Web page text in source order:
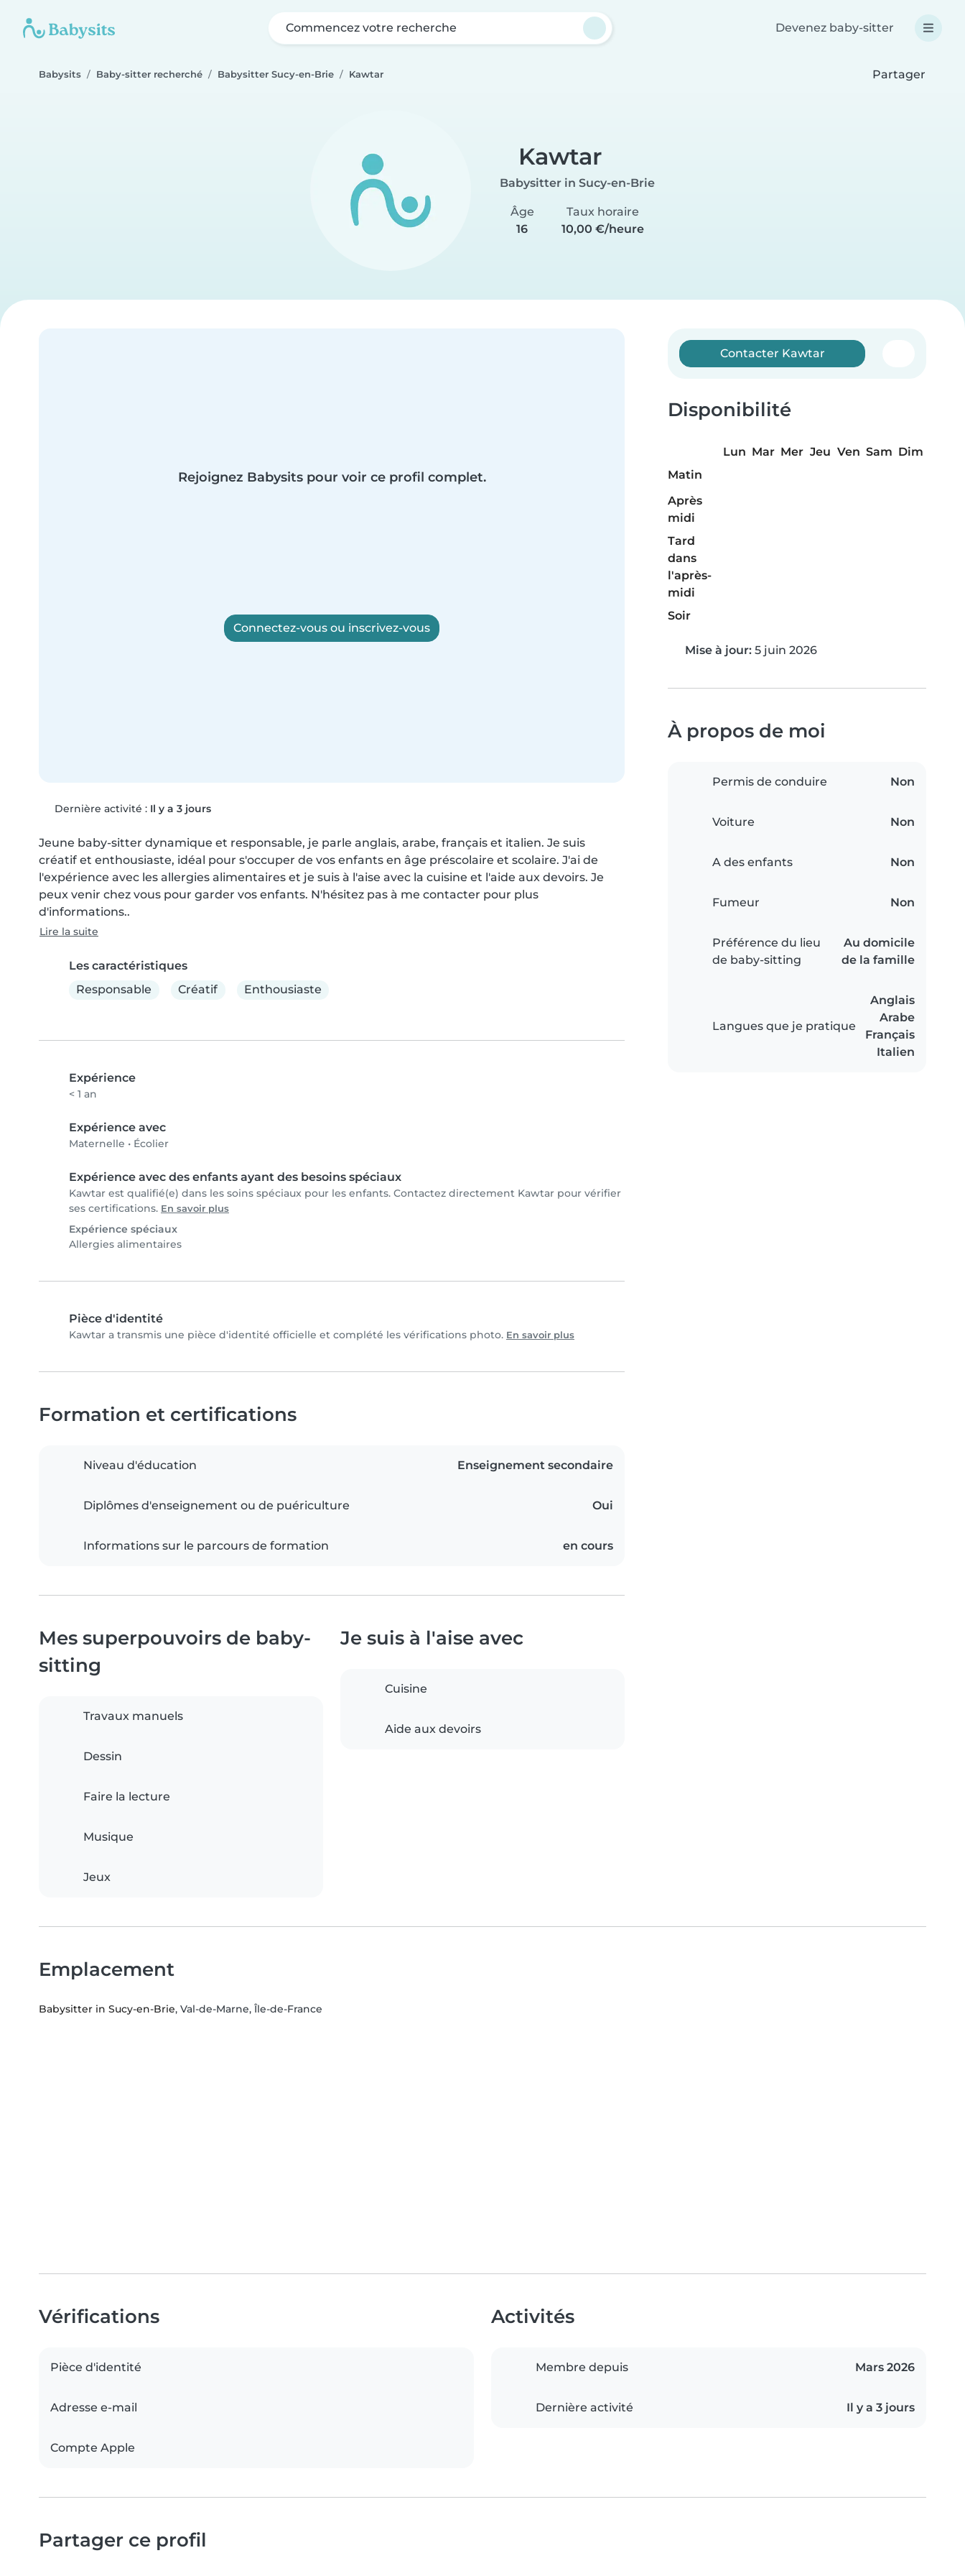
Commencez votre recherche Devenez baby-sitter
Babysits Baby-sitter recherché Babysitter Sucy-en-Brie Kawtar Partager
Kawtar
Babysitter in Sucy-en-Brie
Âge
16
Taux horaire
10,00 €/heure
Rejoignez Babysits pour voir ce profil complet.
Connectez-vous ou inscrivez-vous
Dernière activité : Il y a 3 jours
Jeune baby-sitter dynamique et responsable, je parle anglais, arabe, français et italien. Je suis
créatif et enthousiaste, idéal pour s'occuper de vos enfants en âge préscolaire et scolaire. J'ai de
l'expérience avec les allergies alimentaires et je suis à l'aise avec la cuisine et l'aide aux devoirs. Je
peux venir chez vous pour garder vos enfants. N'hésitez pas à me contacter pour plus
d'informations..
Lire la suite
Les caractéristiques
Responsable
Créatif Enthousiaste
Expérience
< 1 an
Expérience avec
Maternelle • Écolier
Expérience avec des enfants ayant des besoins spéciaux
Kawtar est qualifié(e) dans les soins spéciaux pour les enfants. Contactez directement Kawtar pour vérifier
ses certifications. En savoir plus
Expérience spéciaux
Allergies alimentaires
Pièce d'identité
Kawtar a transmis une pièce d'identité officielle et complété les vérifications photo. En savoir plus
Contacter Kawtar
Disponibilité
Lun Mar Mer Jeu Ven Sam Dim
Matin
Après
midi
Tard
dans
l'après-
midi
Soir
Mise à jour: 5 juin 2026
À propos de moi
Permis de conduire Non
Voiture Non
A des enfants Non
Fumeur Non
Préférence du lieu
de baby-sitting
Au domicile
de la famille
Langues que je pratique
Anglais
Arabe
Français
Italien
Formation et certifications
Niveau d'éducation Enseignement secondaire
Diplômes d'enseignement ou de puériculture Oui
Informations sur le parcours de formation en cours
Mes superpouvoirs de baby-
sitting
Travaux manuels
Dessin
Faire la lecture
Musique
Jeux
Je suis à l'aise avec
Cuisine
Aide aux devoirs
Emplacement
Babysitter in Sucy-en-Brie, Val-de-Marne, Île-de-France
Vérifications
Pièce d'identité
Adresse e-mail
Compte Apple
Activités
Membre depuis Mars 2026
Dernière activité Il y a 3 jours
Partager ce profil